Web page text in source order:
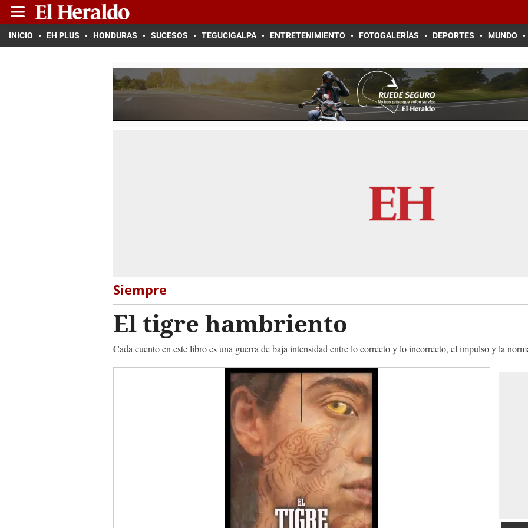
INICIO EH PLUS HONDURAS SUCESOS TEGUCIGALPA ENTRETENIMIENTO FOTOGALERÍAS DEPORTES MUNDO
Siempre
El tigre hambriento
Cada cuento en este libro es una guerra de baja intensidad entre lo correcto y lo incorrecto, el impulso y la